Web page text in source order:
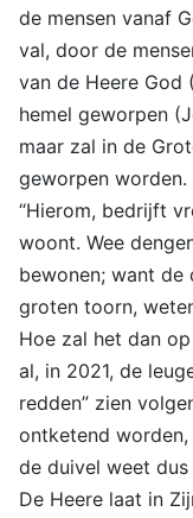
de mensen vanaf
val, door de
van de Heere God
hemel geworpen
maar zal in de
geworpen worden.
“Hierom, bedrijft
woont. Wee
bewonen; want de
groten toorn,
Hoe zal het dan
al, in 2021, de
redden” zien
ontketend
de duivel weet
De Heere laat in